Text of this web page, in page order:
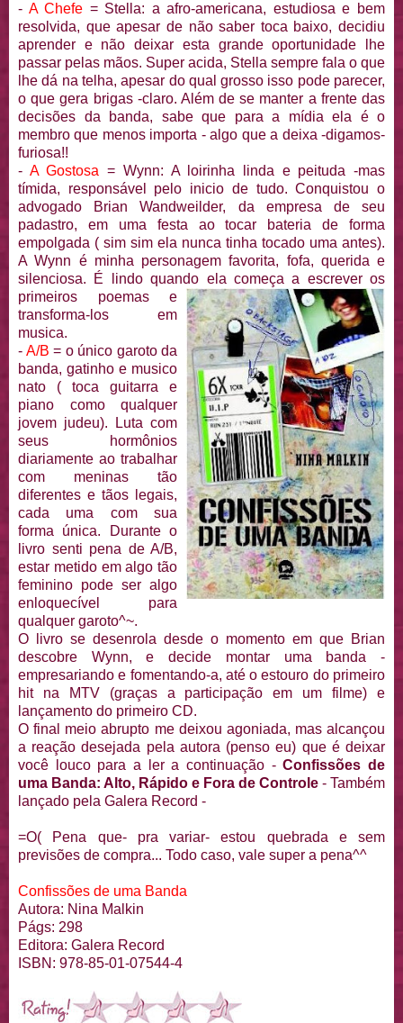
- A Chefe = Stella: a afro-americana, estudiosa e bem
resolvida, que apesar de não saber toca baixo, decidiu
aprender e não deixar esta grande oportunidade lhe
passar pelas mãos. Super acida, Stella sempre fala o que
lhe dá na telha, apesar do qual grosso isso pode parecer,
o que gera brigas -claro. Além de se manter a frente das
decisões da banda, sabe que para a mídia ela é o
membro que menos importa - algo que a deixa -digamos-
furiosa!!
- A Gostosa = Wynn: A loirinha linda e peituda -mas
tímida, responsável pelo inicio de tudo. Conquistou o
advogado Brian Wandweilder, da empresa de seu
padastro, em uma festa ao tocar bateria de forma
empolgada ( sim sim ela nunca tinha tocado uma antes).
A Wynn é minha personagem favorita, fofa, querida e
silenciosa. É lindo quando el a começa a escrever os
primeiros poemas e
transforma-los em
musica.
- A/B = o único garoto da
banda, gatinho e musico
nato ( toca guitarra e
piano como qualquer
jovem judeu). Luta com
seus hormônios
diariamente ao trabalhar
com meninas tão
diferentes e tãos legais,
cada uma com sua
forma única. Durante o
livro senti pena de A/B,
estar metido em algo tão
feminino pode ser algo
enloquecível para
qualquer garoto^~.
O livro se desenrola desde o momento em que Brian
descobre Wynn, e decide montar uma banda -
empresariando e fomentando-a, até o estouro do primeiro
hit na MTV (graças a participação em um filme) e
lançamento do primeiro CD.
O final meio abrupto me deixou agoniada, mas alcançou
a reação desejada pela autora (penso eu) que é deixar
você louco para a ler a continuação -Confissões de
uma Banda: Alto, Rápido e Fora de Controle - Também
lançado pela Galera Record -
=O( Pena que- pra variar- estou quebrada e sem
previsões de compra... Todo caso, vale super a pena^^
Confissões de uma Banda
Autora: Nina Malkin
Págs: 298
Editora: Galera Record
ISBN: 978-85-01-07544-4